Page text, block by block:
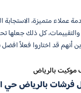
عملاء متميزة، الاستجابة
كل ذلك جعلها
أنهم قد اختاروا فعلاً
موكيت بالرياض
بالرياض حي